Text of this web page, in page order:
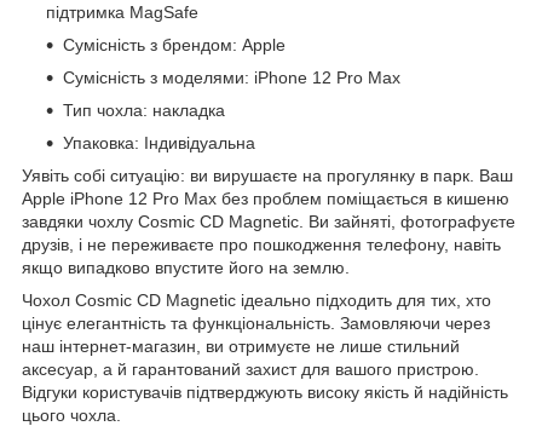
підтримка MagSafe
Сумісність з брендом: Apple
Сумісність з моделями: iPhone 12 Pro Max
Тип чохла: накладка
Упаковка: Індивідуальна
Уявіть собі ситуацію: ви вирушаєте на прогулянку в парк. Ваш
Apple iPhone 12 Pro Max без проблем поміщається в кишеню
завдяки чохлу Cosmic CD Magnetic. Ви зайняті, фотографуєте
друзів, і не переживаєте про пошкодження телефону, навіть
якщо випадково впустите його на землю.
Чохол Cosmic CD Magnetic ідеально підходить для тих, хто
цінує елегантність та функціональність. Замовляючи через
наш інтернет-магазин, ви отримуєте не лише стильний
аксесуар, а й гарантований захист для вашого пристрою.
Відгуки користувачів підтверджують високу якість й надійність
цього чохла.